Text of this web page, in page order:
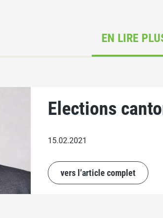
EN LIRE
Elections
15.02.2021
vers l’article complet